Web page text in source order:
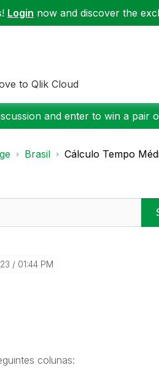
Login now and discover the
to Qlik Cloud
and enter to win a pair
Brasil Cálculo Tempo
01:44 PM
colunas: